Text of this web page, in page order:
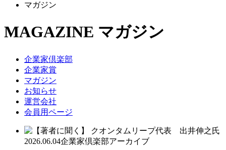
マガジン
MAGAZINE マガジン
企業家倶楽部
企業家賞
マガジン
お知らせ
運営会社
会員用ページ
2026.06.04企業家倶楽部アーカイブ